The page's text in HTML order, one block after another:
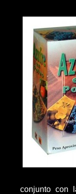
conjunto con